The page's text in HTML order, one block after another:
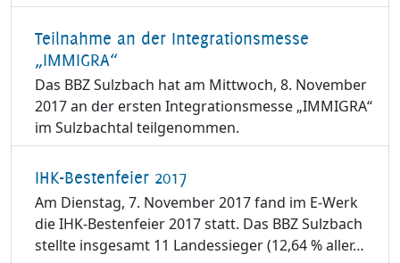
Teilnahme an der Integrationsmesse
„IMMIGRA“
Das BBZ Sulzbach hat am Mittwoch, 8. November
2017 an der ersten Integrationsmesse „IMMIGRA“
im Sulzbachtal teilgenommen.
IHK-Bestenfeier 2017
Am Dienstag, 7. November 2017 fand im E-Werk
die IHK-Bestenfeier 2017 statt. Das BBZ Sulzbach
stellte insgesamt 11 Landessieger (12,64 % aller…